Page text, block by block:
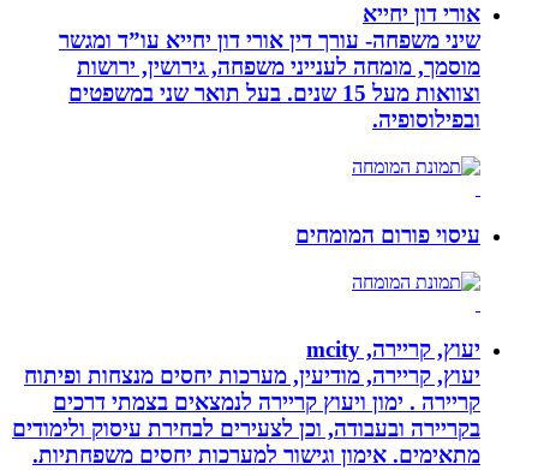
אורי דון יחייא
שיני משפחה- עורך דין אורי דון יחייא עו”ד ומגשר
מוסמך, מומחה לענייני משפחה, גירושין, ירושות
וצוואות מעל 15 שנים. בעל תואר שני במשפטים
ובפילוסופיה.
עיסוי פורום המומחים
יעוץ, קריירה, mcity
יעוץ, קריירה, מודיעין, מערכות יחסים מנצחות ופיתוח
קריירה . ימון ויעוץ קריירה לנמצאים בצמתי דרכים
בקריירה ובעבודה, וכן לצעירים לבחירת עיסוק ולימודים
מתאימים. אימון וגישור למערכות יחסים משפחתיות.